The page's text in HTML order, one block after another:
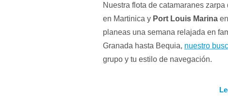
Nuestra flota de catamaranes zarpa
en Martinica y Port Louis Marina
planeas una semana relajada en
Granada hasta Bequia, nuestro
grupo y tu estilo de navegación.